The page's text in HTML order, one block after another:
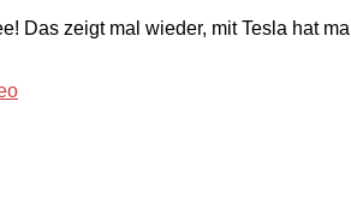
Das zeigt mal wieder, mit Tesla hat